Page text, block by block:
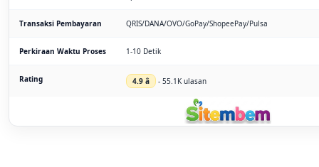
Transaksi Pembayaran QRIS/DANA/OVO/GoPay/ShopeePay/Pulsa
Perkiraan Waktu Proses 1-10 Detik
Rating 4.9 â­ - 55.1K ulasan